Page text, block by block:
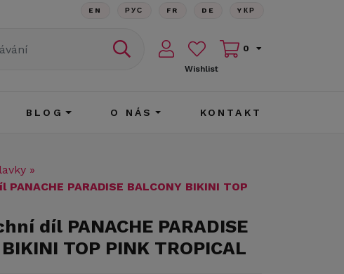
EN РУС FR DE YКР
Wishlist
0
BLOG O NÁS KONTAKT
»
PARADISE BALCONY BIKINI TOP
díl PANACHE PARADISE
TOP PINK TROPICAL